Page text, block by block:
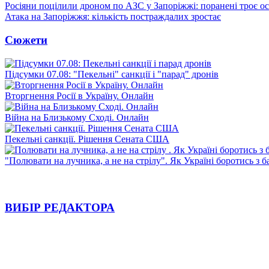
Росіяни поцілили дроном по АЗС у Запоріжжі: поранені троє
Атака на Запоріжжя: кількість постраждалих зростає
Сюжети
Підсумки 07.08: "Пекельні" санкції і "парад" дронів
Вторгнення Росії в Україну. Онлайн
Війна на Близькому Сході. Онлайн
Пекельні санкції. Рішення Сената США
"Полювати на лучника, а не на стрілу". Як Україні боротись з
ВИБІР РЕДАКТОРА